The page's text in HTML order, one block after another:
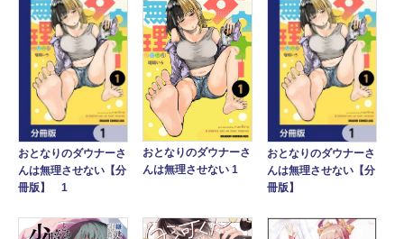
おとなりのダウナーさ
んは無理させない【分
冊版】 1
おとなりのダウナーさ
んは無理させない 1
おとなりのダウナーさ
んは無理させない【分
冊版】